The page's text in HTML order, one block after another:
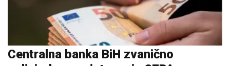
Centralna banka BiH zvanično